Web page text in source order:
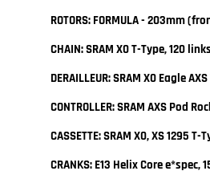
ROTORS: FORMULA - 203mm
CHAIN: SRAM X0 T-Type, 120 links
DERAILLEUR: SRAM X0 Eagle
CONTROLLER: SRAM AXS Pod
CASSETTE: SRAM X0, XS 1295 T-
CRANKS: E13 Helix Core e*spec,